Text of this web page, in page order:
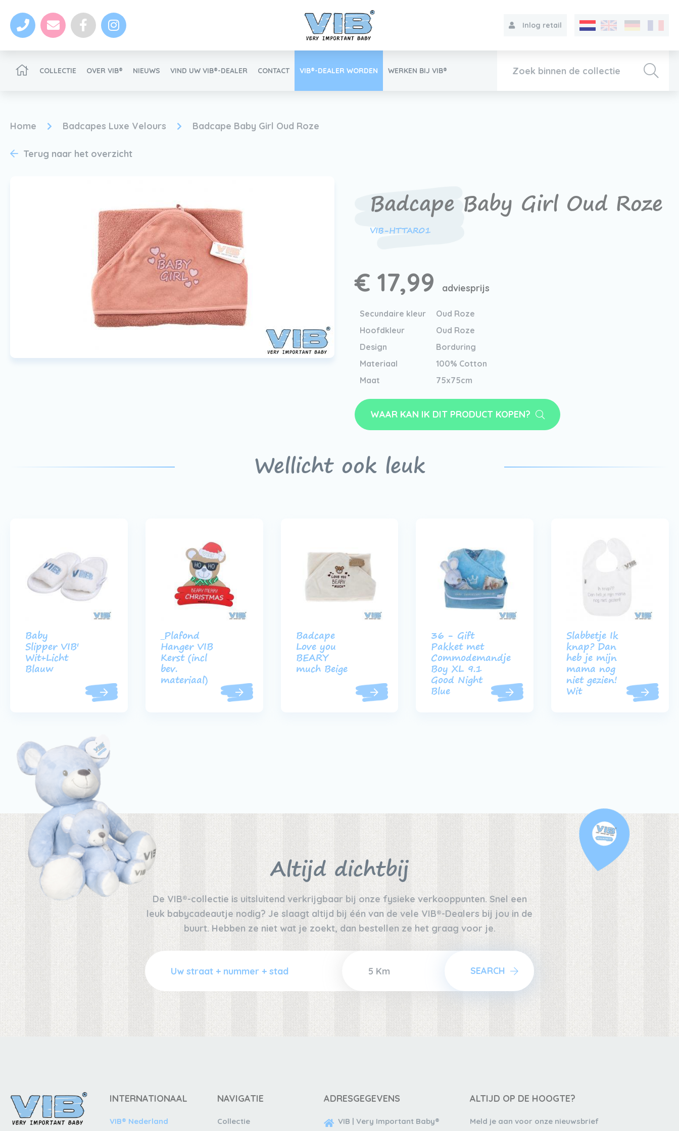
Inlog retail
VIB®-Dealer worden Inlog retail
Werken bij VIB®
COLLECTIE OVER VIB® NIEUWS VIND UW VIB®-DEALER CONTACT VIB®-DEALER WORDEN WERKEN BIJ VIB®
Home Badcapes Luxe Velours Badcape Baby Girl Oud Roze
Terug naar het overzicht
Badcape Baby Girl Oud Roze
VIB-HTTAR01
€ 17,99 adviesprijs
Secundaire kleur
Oud Roze
Hoofdkleur
Oud Roze
Design
Borduring
Materiaal
100% Cotton
Maat
75x75cm
WAAR KAN IK DIT PRODUCT KOPEN?
Wellicht ook leuk
Baby
Slipper VIB'
Wit+Licht
Blauw
_Plafond
Hanger VIB
Kerst (incl
bev.
materiaal)
Badcape
Love you
BEARY
much Beige
36 - Gift
Pakket met
Commodemandje
Boy XL 9.1
Good Night
Blue
Slabbetje Ik
knap? Dan
heb je mijn
mama nog
niet gezien!
Wit
Altijd dichtbij
De VIB®-collectie is uitsluitend verkrijgbaar bij onze fysieke verkooppunten. Snel een
leuk babycadeautje nodig? Je slaagt altijd bij één van de vele VIB®-Dealers bij jou in de
buurt. Hebben ze niet wat je zoekt, dan bestellen ze het graag voor je.
SEARCH
INTERNATIONAAL
VIB® Nederland
NAVIGATIE
Collectie
ADRESGEGEVENS
VIB | Very Important Baby®
ALTIJD OP DE HOOGTE?
Meld je aan voor onze nieuwsbrief